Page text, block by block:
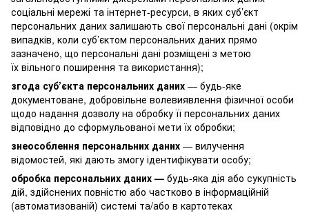
соціальні мережі та інтернет-ресурси, в яких суб’єкт
персональних даних залишають свої персональні дані (окрім
випадків, коли суб’єктом персональних даних прямо
зазначено, що персональні дані розміщені з метою
їх вільного поширення та використання);
згода суб’єкта персональних даних — будь-яке
документоване, добровільне волевиявлення фізичної особи
щодо надання дозволу на обробку її персональних даних
відповідно до сформульованої мети їх обробки;
знеособлення персональних даних — вилучення
відомостей, які дають змогу ідентифікувати особу;
обробка персональних даних — будь-яка дія або сукупність
дій, здійснених повністю або частково в інформаційній
(автоматизованій) системі та/або в картотеках